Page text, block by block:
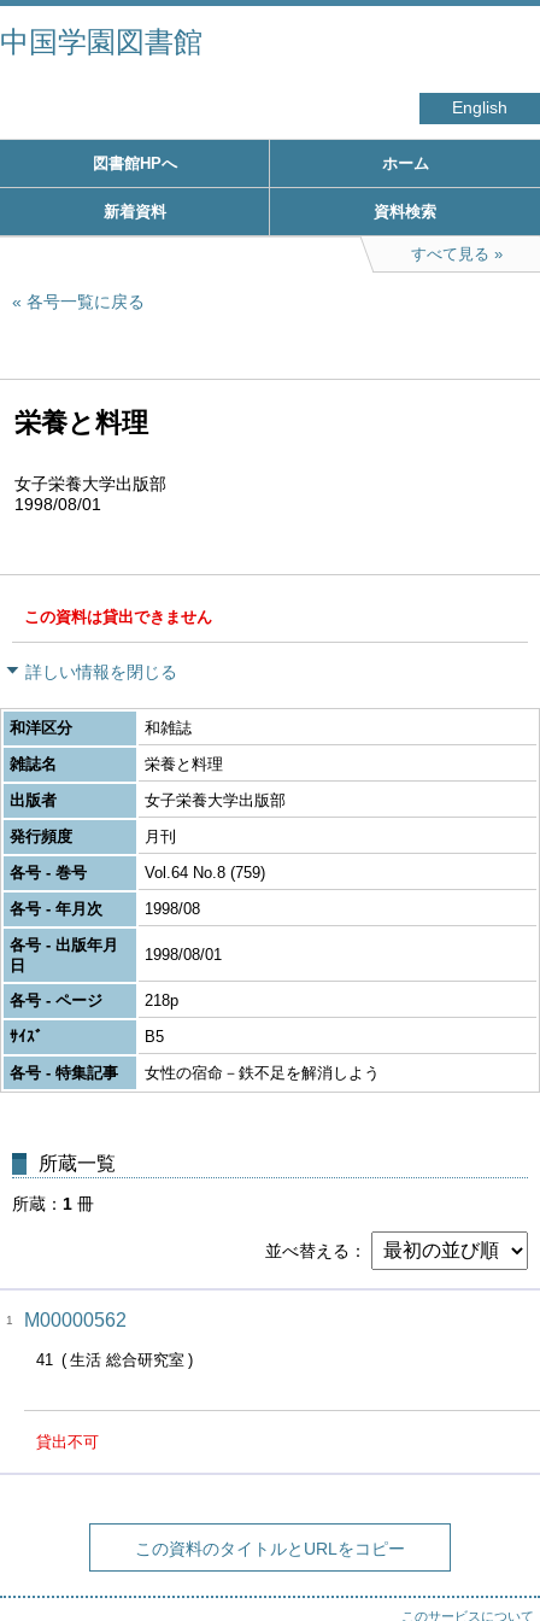
中国学園図書館
English
図書館HPへ ホーム
新着資料 資料検索
すべて見る
各号一覧に戻る
栄養と料理
女子栄養大学出版部
1998/08/01
この資料は貸出できません
詳しい情報を閉じる
和洋区分
和雑誌
雑誌名
栄養と料理
出版者
女子栄養大学出版部
発行頻度
月刊
各号 - 巻号
Vol.64 No.8 (759)
各号 - 年月次
1998/08
各号 - 出版年月
日
1998/08/01
各号 - ページ
218p
ｻｲｽﾞ
B5
各号 - 特集記事
女性の宿命－鉄不足を解消しよう
所蔵一覧
所蔵 1 冊
並べ替える
1 M00000562
41 生活 総合研究室
貸出不可
この資料のタイトルとURLをコピー
このサービスについて